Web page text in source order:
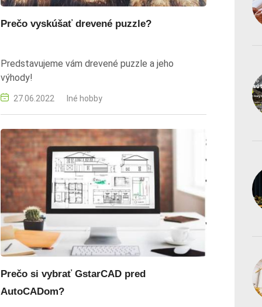
Prečo vyskúšať drevené puzzle?
Predstavujeme vám drevené puzzle a jeho
výhody!
27.06.2022 Iné hobby
Prečo si vybrať GstarCAD pred
AutoCADom?